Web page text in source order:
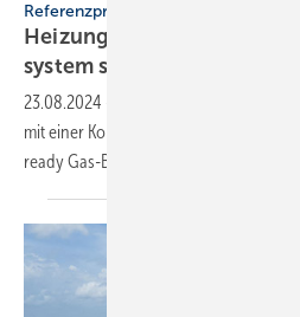
Referenzprojekt
Heizung im
systemsaniert
23.08.2024
mit einer Kombination aus Luft-Wasser-
ready Gas-Brennwertkessel von Elco